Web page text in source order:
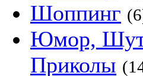
Шоппинг
Юмор,
Приколы